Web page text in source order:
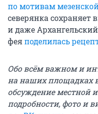
по мотивам
северянка сохраняет
и даже
феяподелилась
Обо всём важном и
на наших площадках
обсуждение местной
подробности, фото и